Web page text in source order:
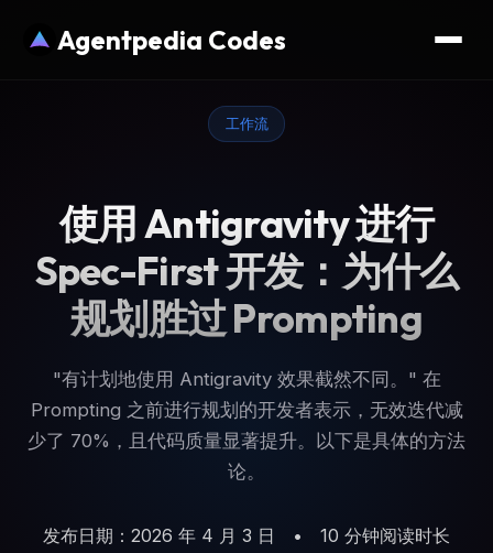
Agentpedia Codes
工作流
使用 Antigravity 进行
Spec-First 开发：为什么
规划胜过 Prompting
"有计划地使用 Antigravity 效果截然不同。" 在
Prompting 之前进行规划的开发者表示，无效迭代减
少了 70%，且代码质量显著提升。以下是具体的方法
论。
发布日期：2026 年 4 月 3 日 • 10 分钟阅读时长